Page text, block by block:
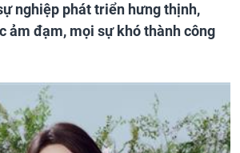
nghiệp phát triển hưng thịnh,
ảm đạm, mọi sự khó thành công